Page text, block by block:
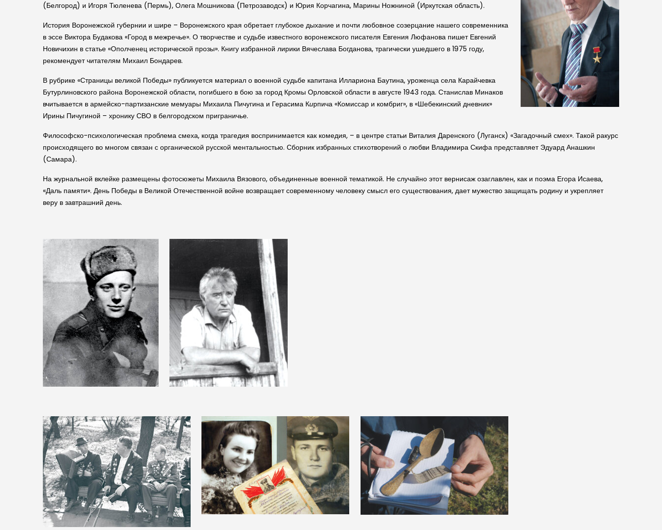
(Белгород) и Игоря Тюленева (Пермь), Олега Мошникова (Петрозаводск) и Юрия Корчагина, Марины Ножниной (Иркутская область).
История Воронежской губернии и шире – Воронежского края обретает глубокое дыхание и почти любовное созерцание нашего современника
в эссе Виктора Будакова «Город в межречье». О творчестве и судьбе известного воронежского писателя Евгения Люфанова пишет Евгений
Новичихин в статье «Ополченец исторической прозы». Книгу избранной лирики Вячеслава Богданова, трагически ушедшего в 1975 году,
рекомендует читателям Михаил Бондарев.
В рубрике «Страницы великой Победы» публикуется материал о военной судьбе капитана Иллариона Баутина, уроженца села Карайчевка
Бутурлиновского района Воронежской области, погибшего в бою за город Кромы Орловской области в августе 1943 года. Станислав Минаков
вчитывается в армейско-партизанские мемуары Михаила Пичугина и Герасима Кирпича «Комиссар и комбриг», в «Шебекинский дневник»
Ирины Пичугиной – хронику СВО в белгородском приграничье.
Философско-психологическая проблема смеха, когда трагедия воспринимается как комедия, – в центре статьи Виталия Даренского (Луганск) «Загадочный смех». Такой ракурс
происходящего во многом связан с органической русской ментальностью. Сборник избранных стихотворений о любви Владимира Скифа представляет Эдуард Анашкин
(Самара).
На журнальной вклейке размещены фотосюжеты Михаила Вязового, объединенные военной тематикой. Не случайно этот вернисаж озаглавлен, как и поэма Егора Исаева,
«Даль памяти». День Победы в Великой Отечественной войне возвращает современному человеку смысл его существования, дает мужество защищать родину и укрепляет
веру в завтрашний день.